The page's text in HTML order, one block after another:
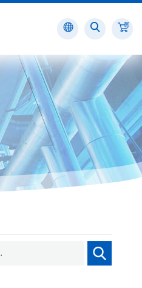
其他標
示
儀錶
標示
數字
標示